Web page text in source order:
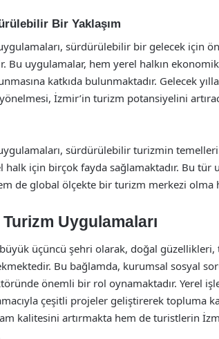
Bir Yaklaşım
sürdürülebilir bir gelecek için
Bu uygulamalar, hem yerel halkın
katkıda bulunmaktadır. Gelecek
yönelmesi, İzmir’in turizm potansiyelini
sürdürülebilir turizmin
için birçok fayda sağlamaktadır. Bu tür
de global ölçekte bir turizm merkezi olma
Uygulamaları
üçüncü şehri olarak, doğal
Bu bağlamda, kurumsal sosyal
önemli bir rol oynamaktadır. Yerel
çeşitli projeler geliştirerek topluma
kalitesini artırmakta hem de turistlerin